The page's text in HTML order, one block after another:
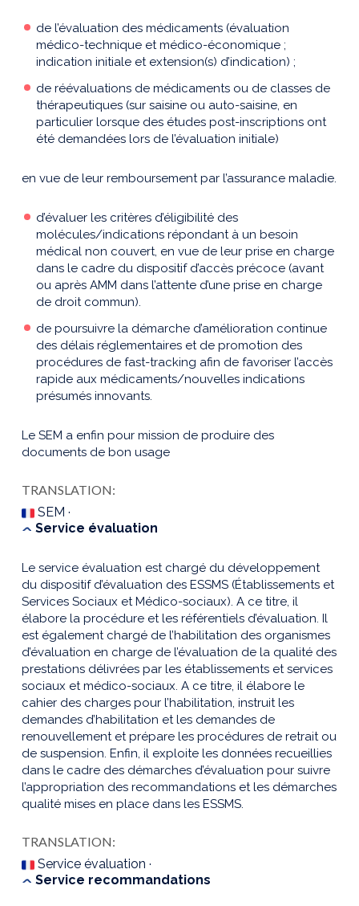
de l’évaluation des médicaments (évaluation
médico-technique et médico-économique ;
indication initiale et extension(s) d’indication) ;
de réévaluations de médicaments ou de classes de
thérapeutiques (sur saisine ou auto-saisine, en
particulier lorsque des études post-inscriptions ont
été demandées lors de l’évaluation initiale)
en vue de leur remboursement par l’assurance maladie.
d’évaluer les critères d’éligibilité des
molécules/indications répondant à un besoin
médical non couvert, en vue de leur prise en charge
dans le cadre du dispositif d’accès précoce (avant
ou après AMM dans l’attente d’une prise en charge
de droit commun).
de poursuivre la démarche d’amélioration continue
des délais réglementaires et de promotion des
procédures de fast-tracking afin de favoriser l’accès
rapide aux médicaments/nouvelles indications
présumés innovants.
Le SEM a enfin pour mission de produire des
documents de bon usage
TRANSLATION:
SEM ·
Service évaluation
Le service évaluation est chargé du développement
du dispositif d’évaluation des ESSMS (Établissements et
Services Sociaux et Médico-sociaux). A ce titre, il
élabore la procédure et les référentiels d’évaluation. Il
est également chargé de l’habilitation des organismes
d’évaluation en charge de l’évaluation de la qualité des
prestations délivrées par les établissements et services
sociaux et médico-sociaux. A ce titre, il élabore le
cahier des charges pour l’habilitation, instruit les
demandes d’habilitation et les demandes de
renouvellement et prépare les procédures de retrait ou
de suspension. Enfin, il exploite les données recueillies
dans le cadre des démarches d’évaluation pour suivre
l’appropriation des recommandations et les démarches
qualité mises en place dans les ESSMS.
TRANSLATION:
Service évaluation ·
Service recommandations